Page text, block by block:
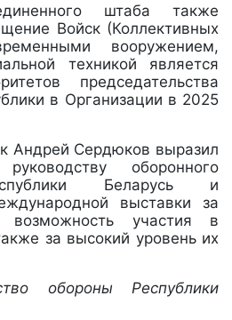
штаба также
Войск (Коллективных
вооружением,
техникой является
председательства
в Организации в 2025
Андрей Сердюков выразил
руководству оборонного
Беларусь и
выставки за
возможность участия в
за высокий уровень их
обороны Республики